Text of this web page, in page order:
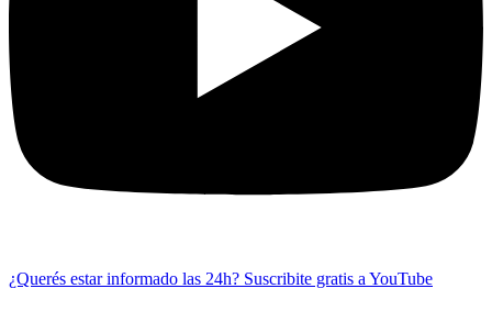
¿Querés estar informado las 24h? Suscribite gratis a YouTube